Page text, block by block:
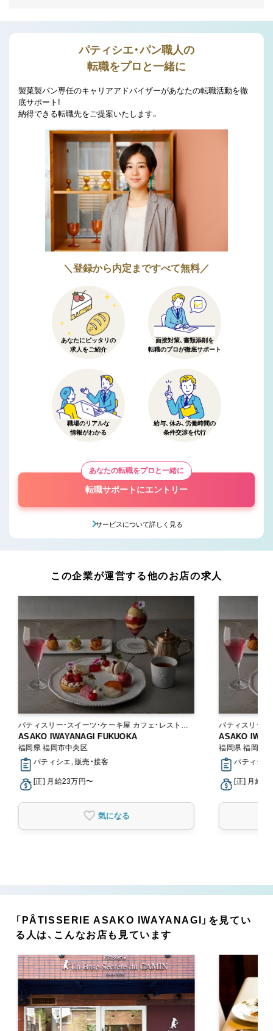
パティシエ・パン職人の
転職をプロと一緒に
製菓製パン専任のキャリアアドバイザーがあなたの転職活動を徹
底サポート!
納得できる転職先をご提案いたします。
＼登録から内定まですべて無料／
あなたにピッタリの
求人をご紹介
面接対策、書類添削を
転職のプロが徹底サポート
職場のリアルな
情報がわかる
給与、休み、労働時間の
条件交渉を代行
あなたの転職をプロと一緒に
転職サポートにエントリー
サービスについて詳しく見る
この企業が運営する他のお店の求人
パティスリー・スイーツ・ケーキ屋 カフェ・レストラ
ン
ASAKO IWAYANAGI FUKUOKA
福岡県 福岡市中央区
パティシエ, 販売・接客
[正] 月給23万円〜
気になる
パティスリー・スイー
ン
ASAKO
福岡県 福岡市
パティシエ
[正] 月給23
「PÂTISSERIE ASAKO IWAYANAGI」を見てい
る人は、こんなお店も見ています